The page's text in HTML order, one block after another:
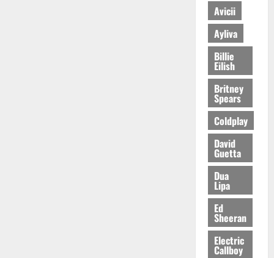
Avicii
Ayliva
Billie
Eilish
Britney
Spears
Coldplay
David
Guetta
Dua
Lipa
Ed
Sheeran
Electric
Callboy